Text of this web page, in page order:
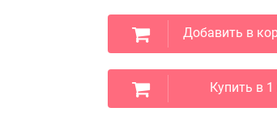
Добавить в
Купить в 1